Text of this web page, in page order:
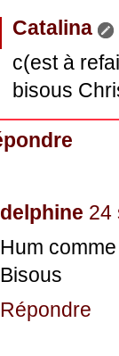
Catalina
c(est à
bisous
delphine 24
Hum
Bisous
Répondre